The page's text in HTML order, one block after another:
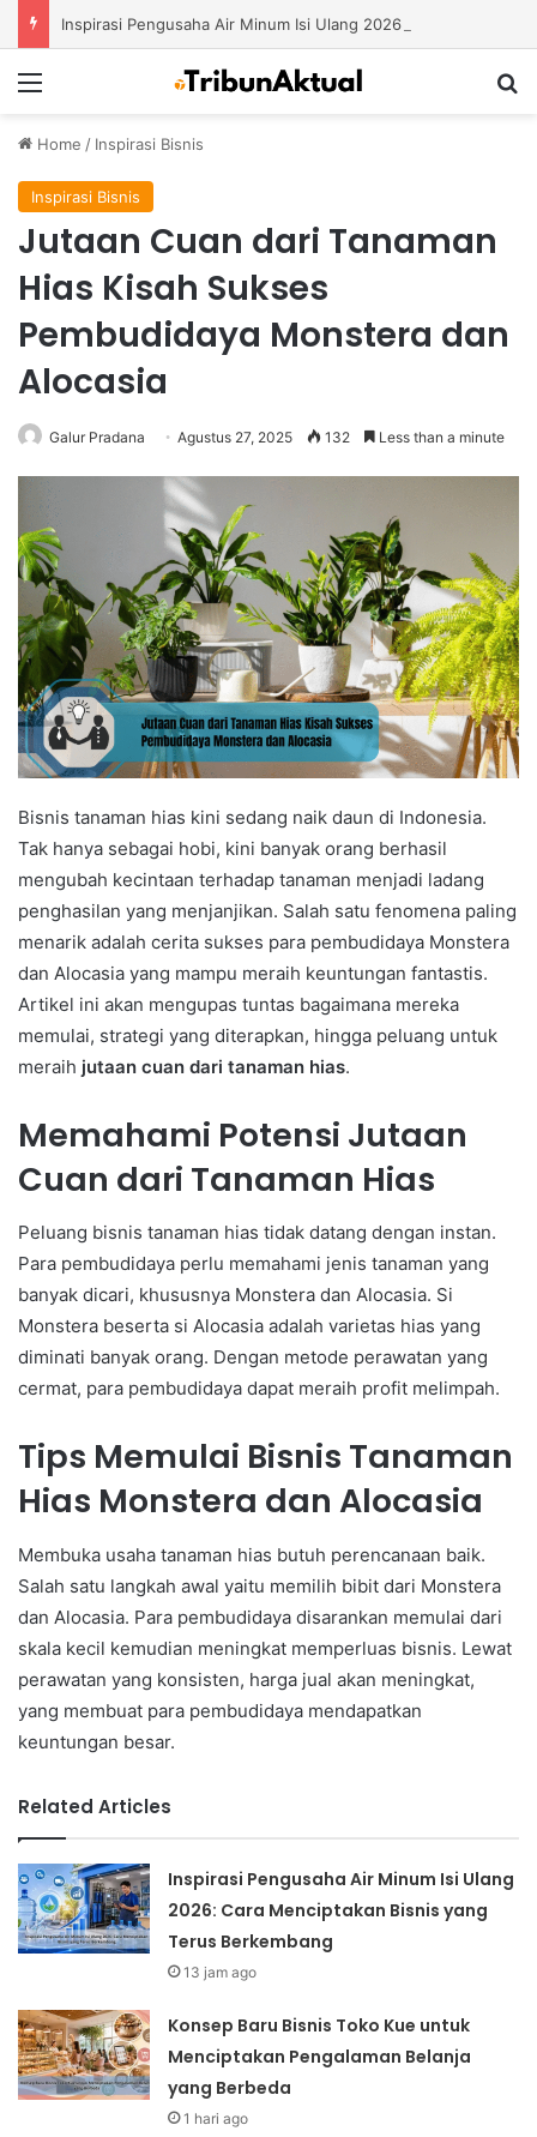
Home / Inspirasi Bisnis
Inspirasi Bisnis
Jutaan Cuan dari Tanaman
Hias Kisah Sukses
Pembudidaya Monstera dan
Alocasia
Galur Pradana Agustus 27, 2025 132 Less than a minute
Bisnis tanaman hias kini sedang naik daun di Indonesia.
Tak hanya sebagai hobi, kini banyak orang berhasil
mengubah kecintaan terhadap tanaman menjadi ladang
penghasilan yang menjanjikan. Salah satu fenomena paling
menarik adalah cerita sukses para pembudidaya Monstera
dan Alocasia yang mampu meraih keuntungan fantastis.
Artikel ini akan mengupas tuntas bagaimana mereka
memulai, strategi yang diterapkan, hingga peluang untuk
meraih jutaan cuan dari tanaman hias.
Memahami Potensi Jutaan
Cuan dari Tanaman Hias
Peluang bisnis tanaman hias tidak datang dengan instan.
Para pembudidaya perlu memahami jenis tanaman yang
banyak dicari, khususnya Monstera dan Alocasia. Si
Monstera beserta si Alocasia adalah varietas hias yang
diminati banyak orang. Dengan metode perawatan yang
cermat, para pembudidaya dapat meraih profit melimpah.
Tips Memulai Bisnis Tanaman
Hias Monstera dan Alocasia
Membuka usaha tanaman hias butuh perencanaan baik.
Salah satu langkah awal yaitu memilih bibit dari Monstera
dan Alocasia. Para pembudidaya disarankan memulai dari
skala kecil kemudian meningkat memperluas bisnis. Lewat
perawatan yang konsisten, harga jual akan meningkat,
yang membuat para pembudidaya mendapatkan
keuntungan besar.
Related Articles
Inspirasi Pengusaha Air Minum Isi Ulang
2026: Cara Menciptakan Bisnis yang
Terus Berkembang
13 jam ago
Konsep Baru Bisnis Toko Kue untuk
Menciptakan Pengalaman Belanja
yang Berbeda
1 hari ago